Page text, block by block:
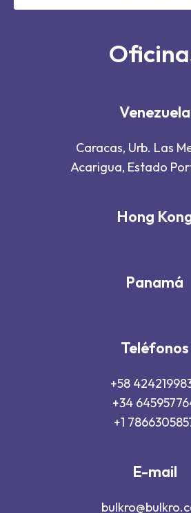
Venezuela
Caracas, Urb. Las
Acarigua, Estado
Hong
Panamá
Teléfonos
+58
+34
+1
E-mail